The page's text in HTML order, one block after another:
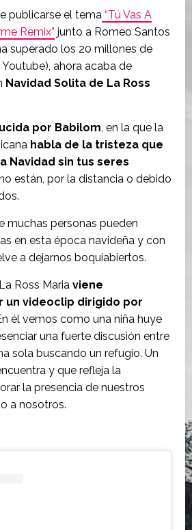
publicarse el tema “Tú Vas A
Remix” junto a Romeo Santos
superado los 20 millones de
ahora acaba de
Navidad Solita de La Ross
por Babilom , en la que la
habla de la tristeza que
Navidad sin tus seres
están, por la distancia o debido
muchas personas pueden
en esta época navideña y con
a dejarnos boquiabiertos.
Ross Maria viene
un videoclip dirigido por
él vemos como una niña huye
una fuerte discusión entre
sola buscando un refugio. Un
y que refleja la
la presencia de nuestros
a nosotros.